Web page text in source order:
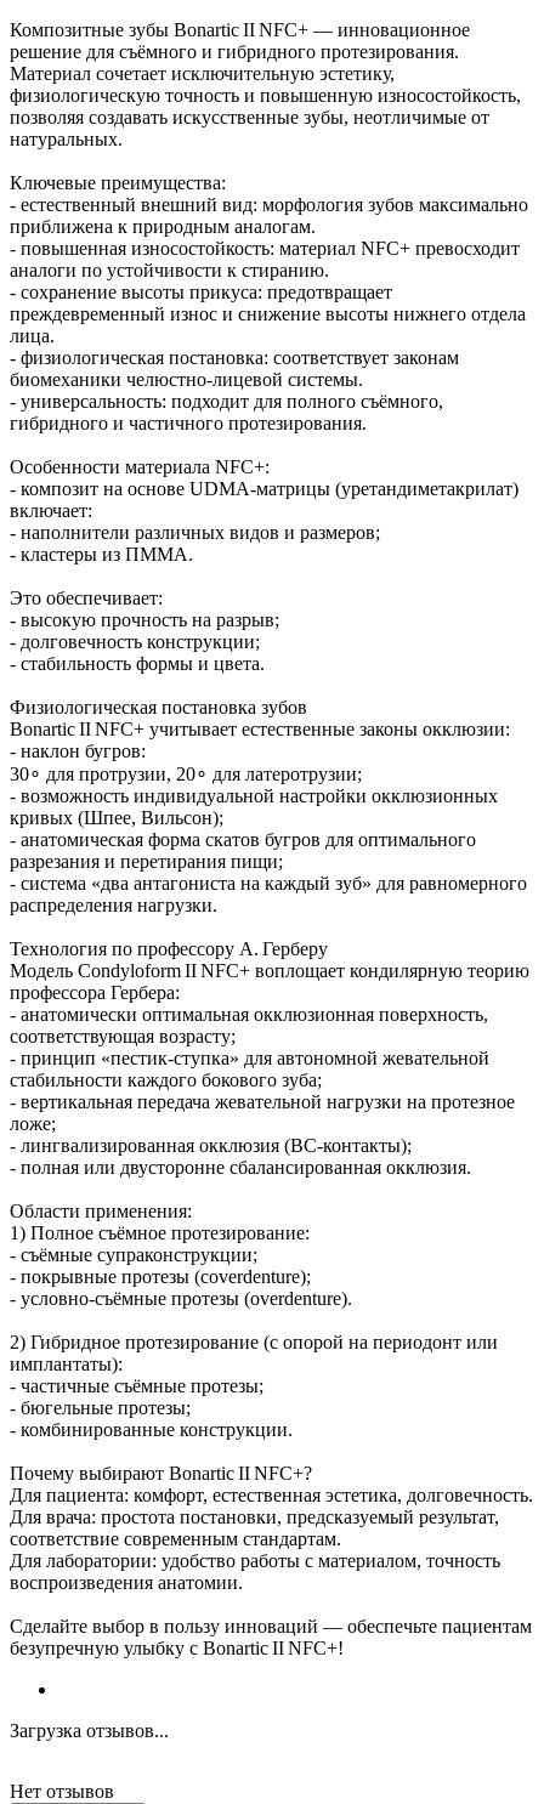
Композитные зубы Bonartic II NFC+ — инновационное
решение для съёмного и гибридного протезирования.
Материал сочетает исключительную эстетику,
физиологическую точность и повышенную износостойкость,
позволяя создавать искусственные зубы, неотличимые от
натуральных.
Ключевые преимущества:
- естественный внешний вид: морфология зубов максимально
приближена к природным аналогам.
- повышенная износостойкость: материал NFC+ превосходит
аналоги по устойчивости к стиранию.
- сохранение высоты прикуса: предотвращает
преждевременный износ и снижение высоты нижнего отдела
лица.
- физиологическая постановка: соответствует законам
биомеханики челюстно‑лицевой системы.
- универсальность: подходит для полного съёмного,
гибридного и частичного протезирования.
Особенности материала NFC+:
- композит на основе UDMA‑матрицы (уретандиметакрилат)
включает:
- наполнители различных видов и размеров;
- кластеры из ПММА.
Это обеспечивает:
- высокую прочность на разрыв;
- долговечность конструкции;
- стабильность формы и цвета.
Физиологическая постановка зубов
Bonartic II NFC+ учитывает естественные законы окклюзии:
- наклон бугров:
30∘ для протрузии, 20∘ для латеротрузии;
- возможность индивидуальной настройки окклюзионных
кривых (Шпее, Вильсон);
- анатомическая форма скатов бугров для оптимального
разрезания и перетирания пищи;
- система «два антагониста на каждый зуб» для равномерного
распределения нагрузки.
Технология по профессору А. Герберу
Модель Condyloform II NFC+ воплощает кондилярную теорию
профессора Гербера:
- анатомически оптимальная окклюзионная поверхность,
соответствующая возрасту;
- принцип «пестик‑ступка» для автономной жевательной
стабильности каждого бокового зуба;
- вертикальная передача жевательной нагрузки на протезное
ложе;
- лингвализированная окклюзия (BC‑контакты);
- полная или двусторонне сбалансированная окклюзия.
Области применения:
1) Полное съёмное протезирование:
- съёмные супраконструкции;
- покрывные протезы (coverdenture);
- условно‑съёмные протезы (overdenture).
2) Гибридное протезирование (с опорой на периодонт или
имплантаты):
- частичные съёмные протезы;
- бюгельные протезы;
- комбинированные конструкции.
Почему выбирают Bonartic II NFC+?
Для пациента: комфорт, естественная эстетика, долговечность.
Для врача: простота постановки, предсказуемый результат,
соответствие современным стандартам.
Для лаборатории: удобство работы с материалом, точность
воспроизведения анатомии.
Сделайте выбор в пользу инноваций — обеспечьте пациентам
безупречную улыбку с Bonartic II NFC+!
Загрузка отзывов...
Нет отзывов